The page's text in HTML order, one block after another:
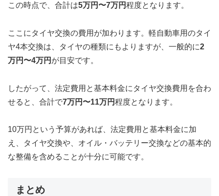
この時点で、合計は5万円〜7万円程度となります。
ここにタイヤ交換の費用が加わります。軽自動車用のタイ
ヤ4本交換は、タイヤの種類にもよりますが、一般的に2
万円〜4万円 が目安です。
したがって、法定費用と基本料金にタイヤ交換費用を合わ
せると、合計で7万円〜11万円程度となります。
10万円という予算があれば、法定費用と基本料金に加
え、タイヤ交換や、オイル・バッテリー交換などの基本的
な整備を含めることが十分に可能です。
まとめ